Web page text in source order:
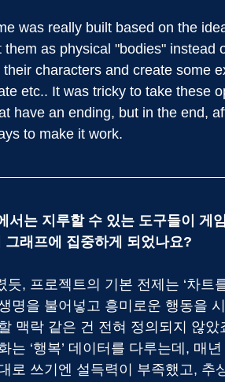
was really built based on the
them as physical "bodies"
their characters and create some
etc.. It was tricky to take these
have an ending, but in the end,
to make it work.
서는 지루할 수 있는 도구들이 게
그래프에 집중하게 되었나요?
듯, 프로젝트의 기본 전제는 ‘차
명을 불어넣고 흥미로운 행동을
맥락 같은 건 전혀 정의되지 않았
는 ‘행복’ 데이터를 다루는데, 매
로 쓰기엔 설득력이 부족했고, 추